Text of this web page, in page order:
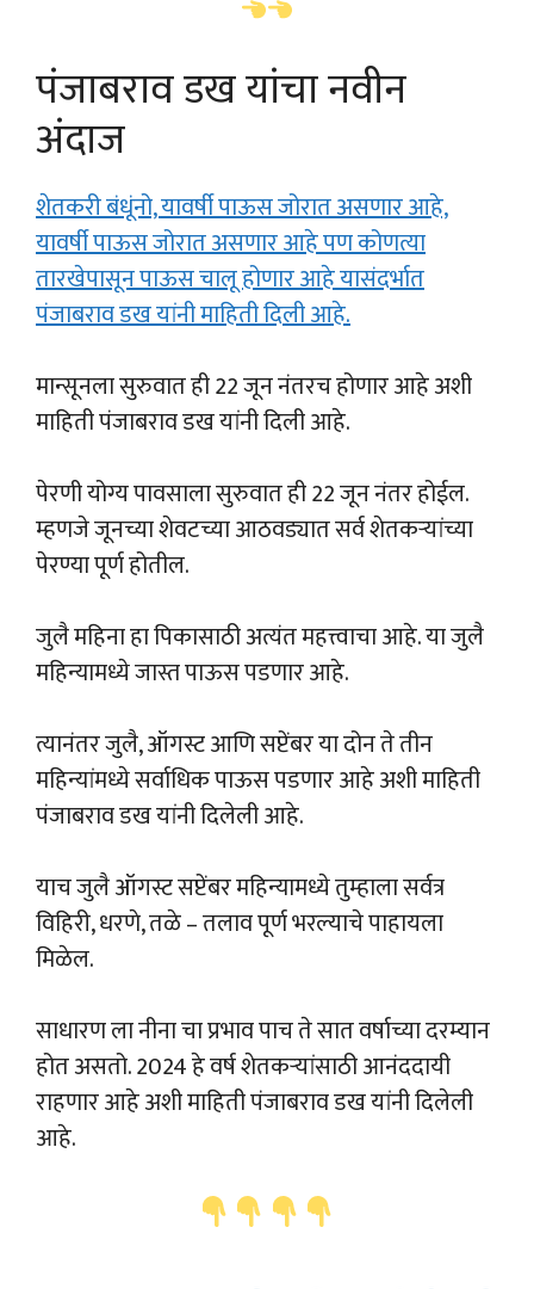
पंजाबराव डख यांचा नवीन
अंदाज
शेतकरी बंधूंनो, यावर्षी पाऊस जोरात असणार आहे,
यावर्षी पाऊस जोरात असणार आहे पण कोणत्या
तारखेपासून पाऊस चालू होणार आहे यासंदर्भात
पंजाबराव डख यांनी माहिती दिली आहे.
मान्सूनला सुरुवात ही 22 जून नंतरच होणार आहे अशी
माहिती पंजाबराव डख यांनी दिली आहे.
पेरणी योग्य पावसाला सुरुवात ही 22 जून नंतर होईल.
म्हणजे जूनच्या शेवटच्या आठवड्यात सर्व शेतकऱ्यांच्या
पेरण्या पूर्ण होतील.
जुलै महिना हा पिकासाठी अत्यंत महत्त्वाचा आहे. या जुलै
महिन्यामध्ये जास्त पाऊस पडणार आहे.
त्यानंतर जुलै, ऑगस्ट आणि सप्टेंबर या दोन ते तीन
महिन्यांमध्ये सर्वाधिक पाऊस पडणार आहे अशी माहिती
पंजाबराव डख यांनी दिलेली आहे.
याच जुलै ऑगस्ट सप्टेंबर महिन्यामध्ये तुम्हाला सर्वत्र
विहिरी, धरणे, तळे – तलाव पूर्ण भरल्याचे पाहायला
मिळेल.
साधारण ला नीना चा प्रभाव पाच ते सात वर्षाच्या दरम्यान
होत असतो. 2024 हे वर्ष शेतकऱ्यांसाठी आनंददायी
राहणार आहे अशी माहिती पंजाबराव डख यांनी दिलेली
आहे.